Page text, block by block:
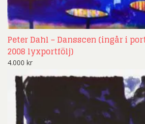
Peter Dahl – Dansscen (ingår i
2008 lyxportfölj)
4.000 kr